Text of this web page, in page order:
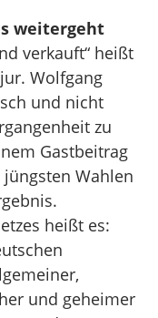
weitergeht
verkauft“ heißt
Wolfgang
und nicht
zu
Gastbeitrag
Wahlen
heißt es:
und geheimer